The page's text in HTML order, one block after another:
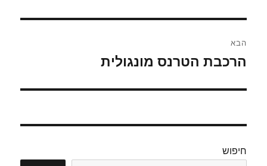
הבא
הפוסט
הרכבת הטרנס מונגולית
חיפוש